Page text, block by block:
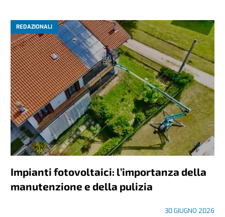
REDAZIONALI
Impianti fotovoltaici: l’importanza della
manutenzione e della pulizia
30 GIUGNO 2026